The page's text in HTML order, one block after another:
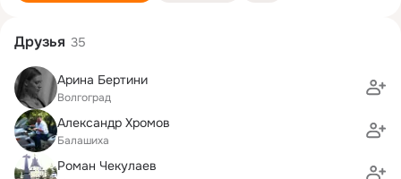
Друзья 35
Арина Бертини
Волгоград
Александр Хромов
Балашиха
Роман Чекулаев